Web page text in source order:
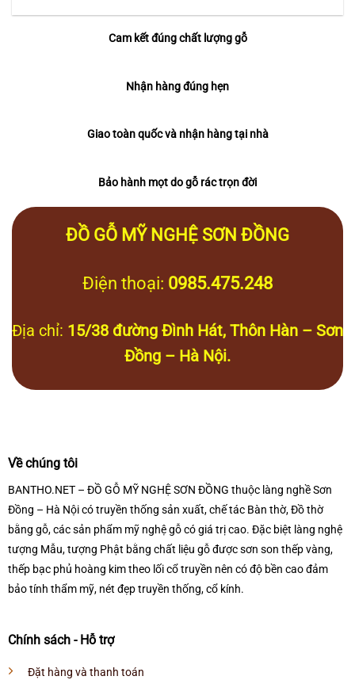
Cam kết đúng chất lượng gỗ
Nhận hàng đúng hẹn
Giao toàn quốc và nhận hàng tại nhà
Bảo hành mọt do gỗ rác trọn đời
ĐỒ GỖ MỸ NGHỆ SƠN ĐỒNG
Điện thoại: 0985.475.248
Địa chỉ: 15/38 đường Đình Hát, Thôn Hàn – Sơn
Đồng – Hà Nội.
Về chúng tôi
BANTHO.NET – ĐỒ GỖ MỸ NGHỆ SƠN ĐỒNG thuộc làng nghề Sơn
Đồng – Hà Nội có truyền thống sản xuất, chế tác Bàn thờ, Đồ thờ
bằng gỗ, các sản phẩm mỹ nghệ gỗ có giá trị cao. Đặc biệt làng nghệ
tượng Mẫu, tượng Phật bằng chất liệu gỗ được sơn son thếp vàng,
thếp bạc phủ hoàng kim theo lối cổ truyền nên có độ bền cao đảm
bảo tính thẩm mỹ, nét đẹp truyền thống, cổ kính.
Chính sách - Hỗ trợ
Đặt hàng và thanh toán